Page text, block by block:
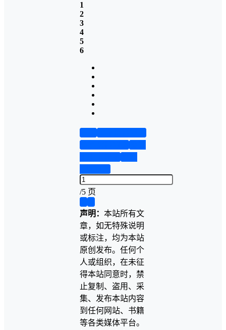
1
2
3
4
5
6
/5 页
声明： 本站所有文
章，如无特殊说明
或标注，均为本站
原创发布。任何个
人或组织，在未征
得本站同意时，禁
止复制、盗用、采
集、发布本站内容
到任何网站、书籍
等各类媒体平台。